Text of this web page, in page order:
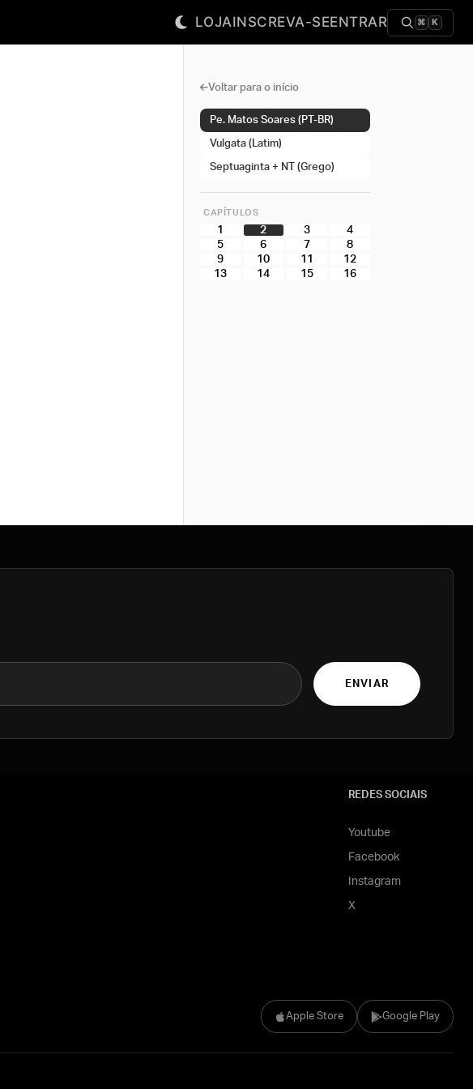
LOJAINSCREVA-SEENTRAR ⌘ K
Voltar para o início
Pe. Matos Soares (PT-BR)
Vulgata (Latim)
Septuaginta + NT (Grego)
CAPÍTULOS
1 2 3
4
5
6 7
8
9
10 11
12
13
14 15 16
ENVIAR
Apple Store Google Play
REDES SOCIAIS
Youtube
Facebook
Instagram
X